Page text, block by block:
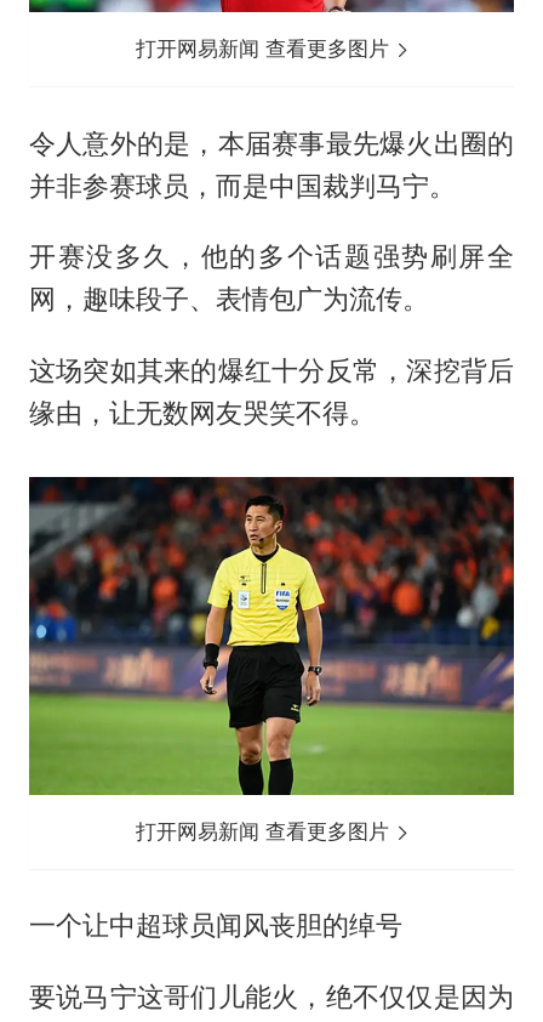
打开网易新闻 查看更多图片
令人意外的是，本届赛事最先爆火出圈的
并非参赛球员，而是中国裁判马宁。
开赛没多久，他的多个话题强势刷屏全
网，趣味段子、表情包广为流传。
这场突如其来的爆红十分反常，深挖背后
缘由，让无数网友哭笑不得。
打开网易新闻 查看更多图片
一个让中超球员闻风丧胆的绰号
要说马宁这哥们儿能火，绝不仅仅是因为